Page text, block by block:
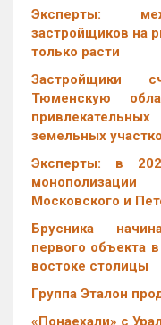
Эксперты:
застройщиков на
только расти
Застройщики
Тюменскую
земельных
Эксперты: в
Московского и
Брусника
первого объекта
востоке столицы
Группа Эталон